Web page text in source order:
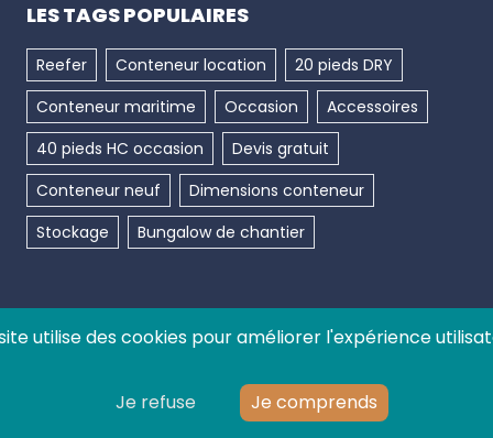
LES TAGS POPULAIRES
Reefer Conteneur location
20 pieds DRY
Conteneur maritime
Occasion
Accessoires
40 pieds HC occasion
Devis gratuit
Conteneur neuf
Dimensions conteneur
Stockage
Bungalow de chantier
LinkedinInstagram
YoutubeFacebook
utilise des cookies pour améliorer l'expérience
Je refuse Je comprends